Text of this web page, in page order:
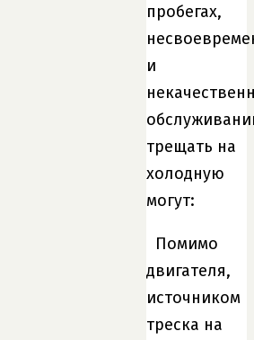
пробегах,
и
трещать на
холодную
могут:
Помимо
двигателя,
источником
треска на